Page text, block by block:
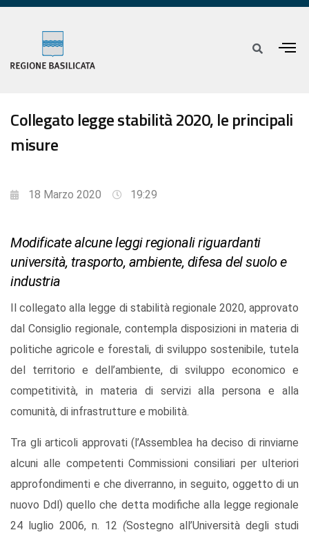
Collegato legge stabilità 2020, le principali
misure
18 Marzo 2020 19:29
Modificate alcune leggi regionali riguardanti
università, trasporto, ambiente, difesa del suolo e
industria
Il collegato alla legge di stabilità regionale 2020, approvato
dal Consiglio regionale, contempla disposizioni in materia di
politiche agricole e forestali, di sviluppo sostenibile, tutela
del territorio e dell’ambiente, di sviluppo economico e
competitività, in materia di servizi alla persona e alla
comunità, di infrastrutture e mobilità.
Tra gli articoli approvati (l’Assemblea ha deciso di rinviarne
alcuni alle competenti Commissioni consiliari per ulteriori
approfondimenti e che diverranno, in seguito, oggetto di un
nuovo Ddl) quello che detta modifiche alla legge regionale
24 luglio 2006, n. 12 (Sostegno all’Università degli studi